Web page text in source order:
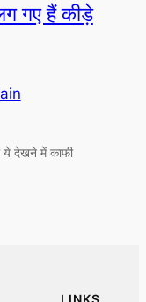
गए हैं कीड़े
ये देखने में काफी
LINKS